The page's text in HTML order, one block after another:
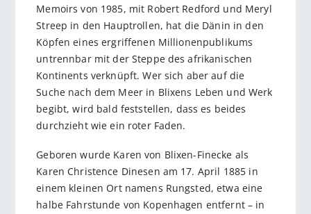
Memoirs von 1985, mit Robert Redford und Meryl
Streep in den Hauptrollen, hat die Dänin in den
Köpfen eines ergriffenen Millionenpublikums
untrennbar mit der Steppe des afrikanischen
Kontinents verknüpft. Wer sich aber auf die
Suche nach dem Meer in Blixens Leben und Werk
begibt, wird bald feststellen, dass es beides
durchzieht wie ein roter Faden.
Geboren wurde Karen von Blixen-Finecke als
Karen Christence Dinesen am 17. April 1885 in
einem kleinen Ort namens Rungsted, etwa eine
halbe Fahrstunde von Kopenhagen entfernt – in